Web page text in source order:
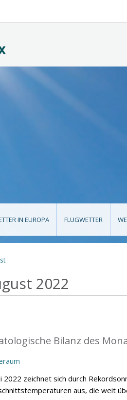
IN EUROPA FLUGWETTER
2022
Bilanz des
2022 zeichnet sich durch
aus, die weit